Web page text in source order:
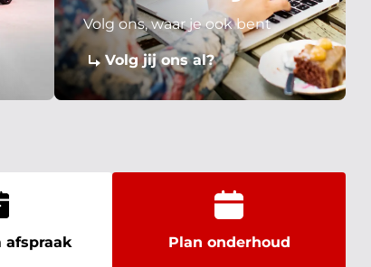
Volg ons, waar je ook bent
Volg jij ons al?
afspraak Plan onderhoud